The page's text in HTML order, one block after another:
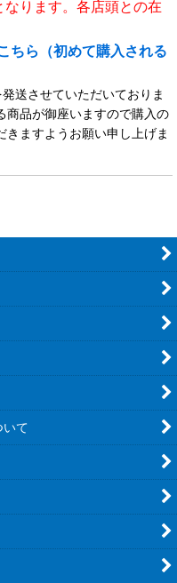
ります。各店頭との在
ちら（初めて購入される
送させていただいておりま
商品が御座いますので購入の
ますようお願い申し上げま
いて